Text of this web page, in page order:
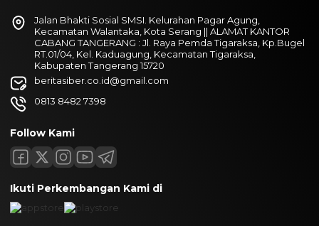
Jalan Bhakti Sosial SMSI. Kelurahan Pagar Agung,
Kecamatan Walantaka, Kota Serang || ALAMAT KANTOR
CABANG TANGERANG : Jl. Raya Pemda Tigaraksa, Kp.Bugel
RT.01/04, Kel. Kaduagung, Kecamatan Tigaraksa,
Kabupaten Tangerang 15720
beritasiber.co.id@gmail.com
0813 8482 7398
Follow Kami
Ikuti Perkembangan Kami di